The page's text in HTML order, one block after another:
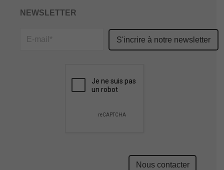
NEWSLETTER
Please
leave
field
empty.
Nous contacter